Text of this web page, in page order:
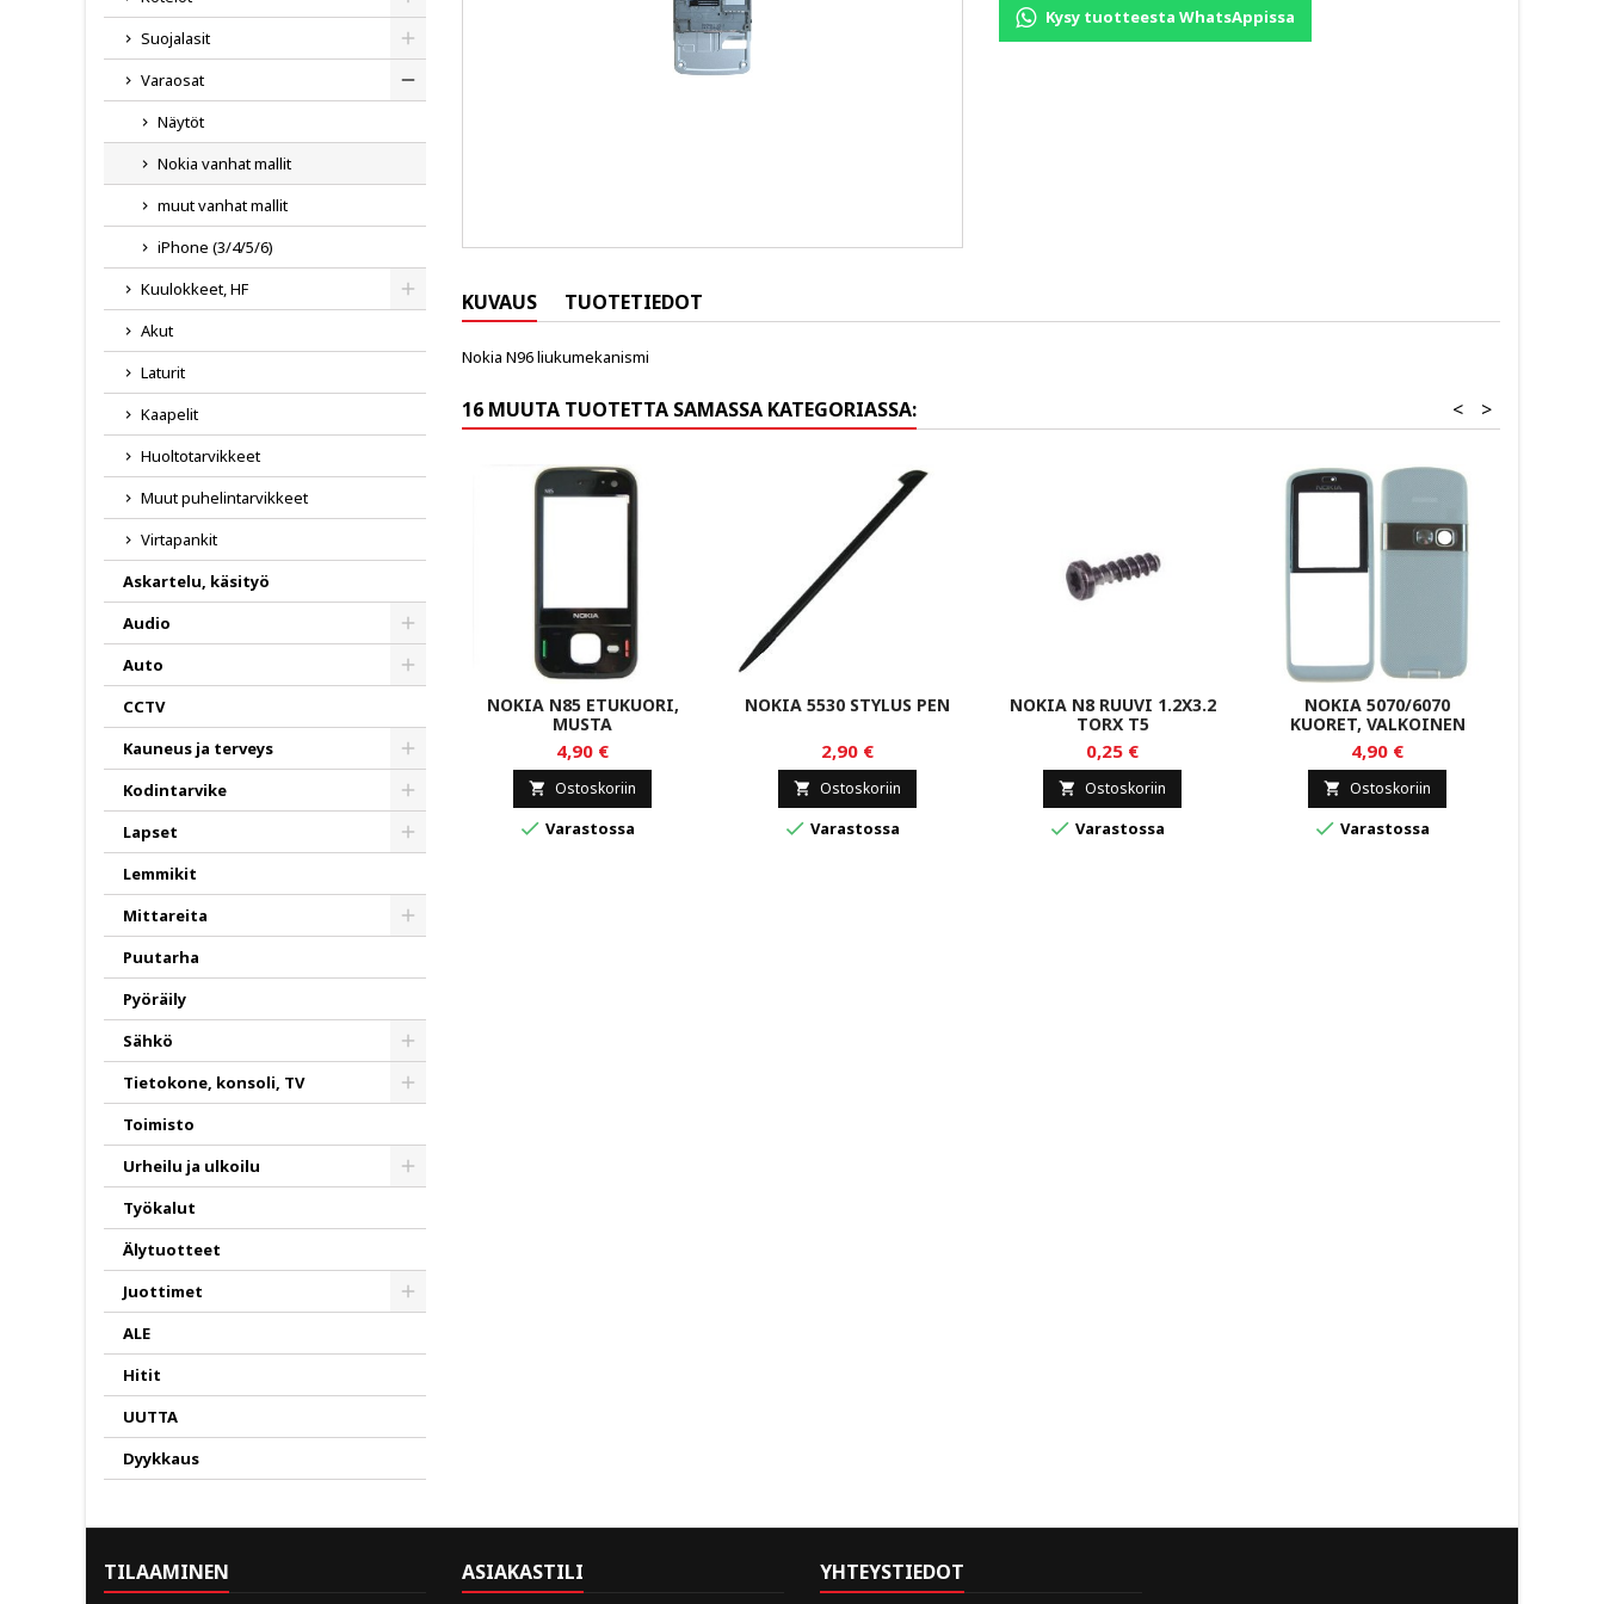
Suojalasit
Varaosat
Näytöt
Nokia vanhat mallit
muut vanhat mallit
iPhone (3/4/5/6)
Kuulokkeet, HF
Toggle
Akut
Laturit
Kaapelit
Huoltotarvikkeet
Muut puhelintarvikkeet
Virtapankit
Askartelu, käsityö
Audio
Auto
Toggle
CCTV
Kauneus ja terveys
Kodintarvike
Lapset
Lemmikit
Mittareita
Puutarha
Pyöräily
Sähkö
Tietokone, konsoli, TV
Toimisto
Urheilu ja ulkoilu
Työkalut
Älytuotteet
Juottimet
ALE
Hitit
UUTTA
Dyykkaus
Kysy tuotteesta WhatsAppissa
KUVAUS TUOTETIEDOT
Nokia N96 liukumekanismi
16 MUUTA TUOTETTA SAMASSA KATEGORIASSA: >
<
NOKIA N85 ETUKUORI,
MUSTA
4,90 €
 Ostoskoriin
 Varastossa
NOKIA 5530 STYLUS PEN
2,90 €
 Ostoskoriin
 Varastossa
NOKIA N8 RUUVI 1.2X3.2
TORX T5
0,25 €
 Ostoskoriin
 Varastossa
NOKIA 5070/6070
KUORET, VALKOINEN
4,90 €
 Ostoskoriin
 Varastossa
TILAAMINEN ASIAKASTILI YHTEYSTIEDOT